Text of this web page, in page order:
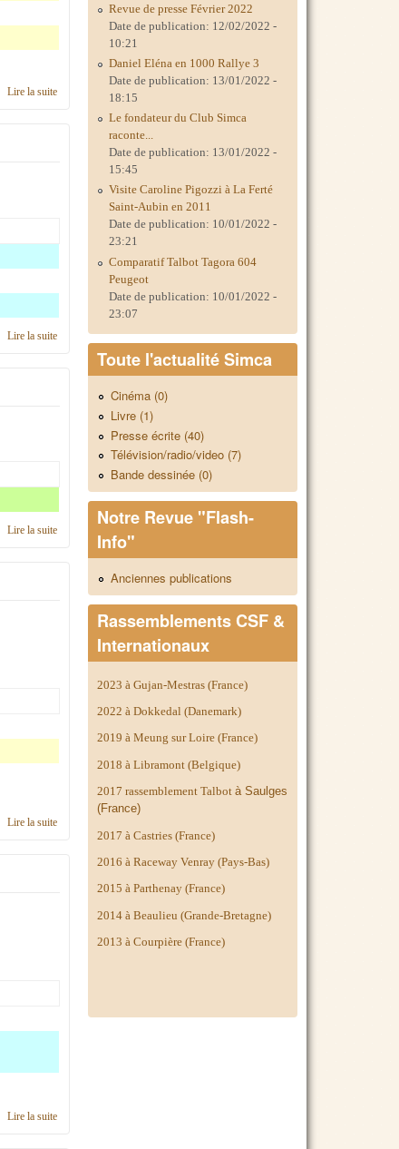
Lire la suite de C'était en 2023, région Basse Normandie
Lire la suite de C'était en 2022, région Basse Normandie
Lire la suite
Lire la suite
Lire la suite
Revue de presse Février 2022
Date de publication: 12/02/2022 -
10:21
Daniel Eléna en 1000 Rallye 3
Date de publication: 13/01/2022 -
18:15
Le fondateur du Club Simca
raconte...
Date de publication: 13/01/2022 -
15:45
Visite Caroline Pigozzi à La Ferté
Saint-Aubin en 2011
Date de publication: 10/01/2022 -
23:21
Comparatif Talbot Tagora 604
Peugeot
Date de publication: 10/01/2022 -
23:07
Toute l'actualité Simca
Cinéma (0)
Livre (1)
Presse écrite (40)
Télévision/radio/video (7)
Bande dessinée (0)
Notre Revue "Flash-
Info"
Anciennes publications
Rassemblements CSF &
Internationaux
2023 à Gujan-Mestras (France)
2022 à Dokkedal (Danemark)
2019 à Meung sur Loire (France)
2018 à Libramont (Belgique)
2017 rassemblement Talbotà Saulges
(France)
2017 à Castries (France)
2016 à Raceway Venray (Pays-Bas)
2015 à Parthenay (France)
2014 àBeaulieu (Grande-Bretagne)
2013 à Courpière (France)